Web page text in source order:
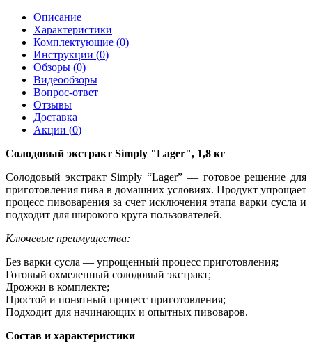
Описание
Характеристики
Комплектующие (0)
Инструкции (0)
Обзоры (0)
Видеообзоры
Вопрос-ответ
Отзывы
Доставка
Акции (0)
Солодовый экстракт Simply "Lager", 1,8 кг
Солодовый экстракт Simply “Lager” — готовое решение для
приготовления пива в домашних условиях. Продукт упрощает
процесс пивоварения за счет исключения этапа варки сусла и
подходит для широкого круга пользователей.
Ключевые преимущества:
Без варки сусла — упрощенный процесс приготовления;
Готовый охмеленный солодовый экстракт;
Дрожжи в комплекте;
Простой и понятный процесс приготовления;
Подходит для начинающих и опытных пивоваров.
Состав и характеристики